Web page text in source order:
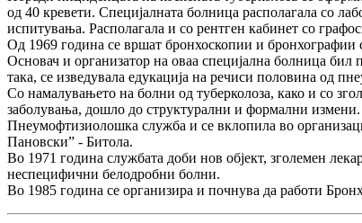
од 40 кревети. Специјалната болница располагала со
испитувања. Располагала и со рентген кабинет со
Од 1969 година се вршат бронхоскопии и бронхографии
Основач и организатор на оваа специјална болница
така, се изведувала едукација на речиси половина од
Со намалувањето на болни од туберколоза, како и со
заболувања, дошло до структурални и формални
Пнеумофтизиолошка служба и се вклопила во
Пановски” - Битола.
Во 1971 година службата доби нов објект, зголемен
неспецифични белодробни болни.
Во 1985 година се организира и почнува да работи